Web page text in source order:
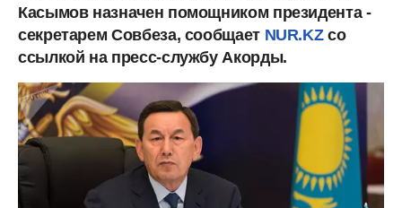
Касымов назначен помощником президента -
секретарем Совбеза, сообщает NUR.KZсо
ссылкой на пресс-службу Акорды.